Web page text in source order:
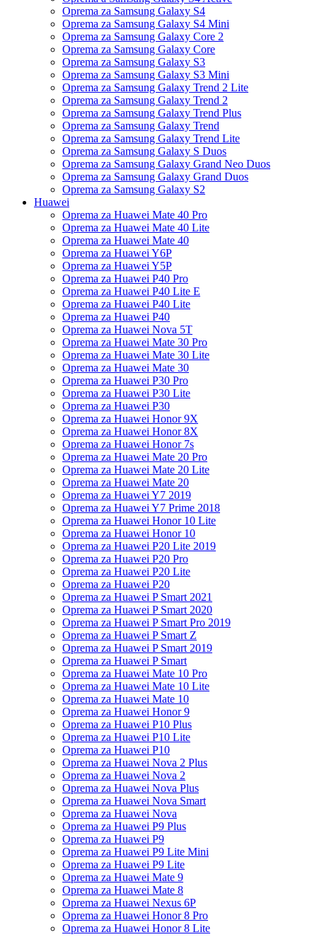
Oprema za Samsung Galaxy S4
Oprema za Samsung Galaxy S4 Mini
Oprema za Samsung Galaxy Core 2
Oprema za Samsung Galaxy Core
Oprema za Samsung Galaxy S3
Oprema za Samsung Galaxy S3 Mini
Oprema za Samsung Galaxy Trend 2 Lite
Oprema za Samsung Galaxy Trend 2
Oprema za Samsung Galaxy Trend Plus
Oprema za Samsung Galaxy Trend
Oprema za Samsung Galaxy Trend Lite
Oprema za Samsung Galaxy S Duos
Oprema za Samsung Galaxy Grand Neo Duos
Oprema za Samsung Galaxy Grand Duos
Oprema za Samsung Galaxy S2
Huawei
Oprema za Huawei Mate 40 Pro
Oprema za Huawei Mate 40 Lite
Oprema za Huawei Mate 40
Oprema za Huawei Y6P
Oprema za Huawei Y5P
Oprema za Huawei P40 Pro
Oprema za Huawei P40 Lite E
Oprema za Huawei P40 Lite
Oprema za Huawei P40
Oprema za Huawei Nova 5T
Oprema za Huawei Mate 30 Pro
Oprema za Huawei Mate 30 Lite
Oprema za Huawei Mate 30
Oprema za Huawei P30 Pro
Oprema za Huawei P30 Lite
Oprema za Huawei P30
Oprema za Huawei Honor 9X
Oprema za Huawei Honor 8X
Oprema za Huawei Honor 7s
Oprema za Huawei Mate 20 Pro
Oprema za Huawei Mate 20 Lite
Oprema za Huawei Mate 20
Oprema za Huawei Y7 2019
Oprema za Huawei Y7 Prime 2018
Oprema za Huawei Honor 10 Lite
Oprema za Huawei Honor 10
Oprema za Huawei P20 Lite 2019
Oprema za Huawei P20 Pro
Oprema za Huawei P20 Lite
Oprema za Huawei P20
Oprema za Huawei P Smart 2021
Oprema za Huawei P Smart 2020
Oprema za Huawei P Smart Pro 2019
Oprema za Huawei P Smart Z
Oprema za Huawei P Smart 2019
Oprema za Huawei P Smart
Oprema za Huawei Mate 10 Pro
Oprema za Huawei Mate 10 Lite
Oprema za Huawei Mate 10
Oprema za Huawei Honor 9
Oprema za Huawei P10 Plus
Oprema za Huawei P10 Lite
Oprema za Huawei P10
Oprema za Huawei Nova 2 Plus
Oprema za Huawei Nova 2
Oprema za Huawei Nova Plus
Oprema za Huawei Nova Smart
Oprema za Huawei Nova
Oprema za Huawei P9 Plus
Oprema za Huawei P9
Oprema za Huawei P9 Lite Mini
Oprema za Huawei P9 Lite
Oprema za Huawei Mate 9
Oprema za Huawei Mate 8
Oprema za Huawei Nexus 6P
Oprema za Huawei Honor 8 Pro
Oprema za Huawei Honor 8 Lite